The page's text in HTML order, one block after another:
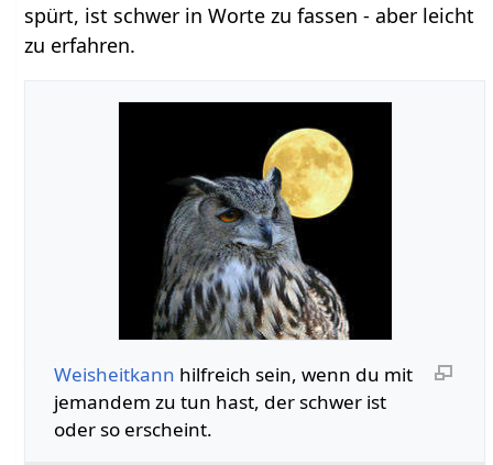
spürt, ist schwer in Worte zu fassen - aber leicht
zu erfahren.
Weisheitkann hilfreich sein, wenn du mit
jemandem zu tun hast, der schwer ist
oder so erscheint.